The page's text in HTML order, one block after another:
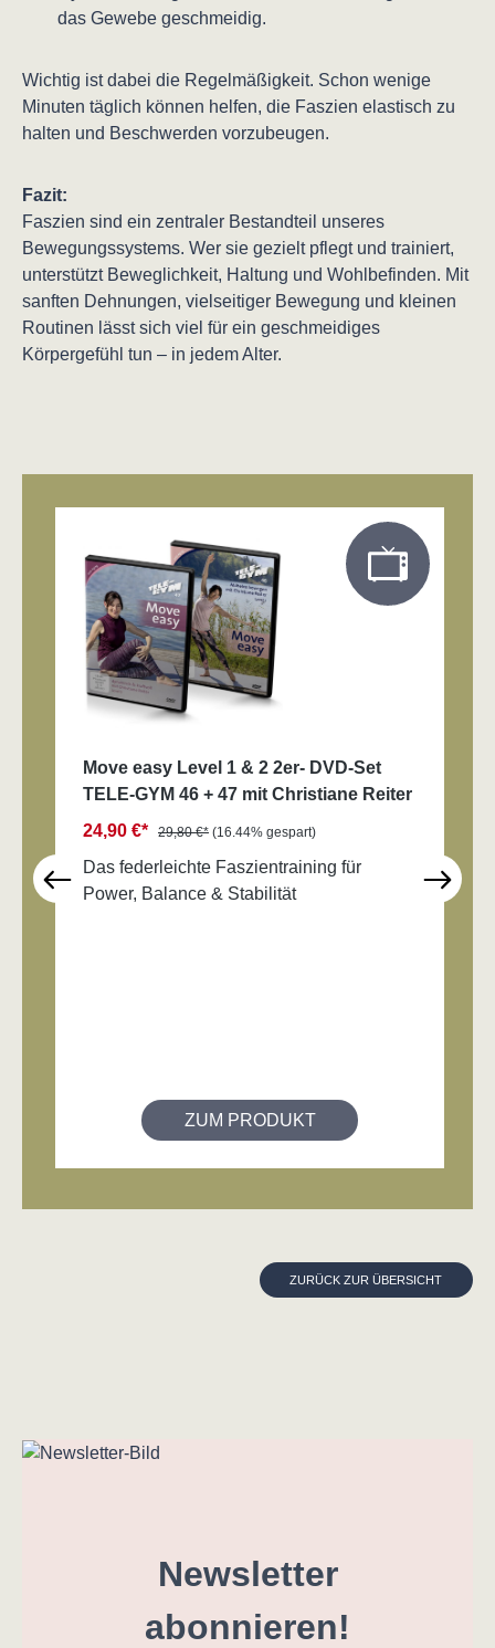
das Gewebe geschmeidig.
Wichtig ist dabei die Regelmäßigkeit. Schon wenige
Minuten täglich können helfen, die Faszien elastisch zu
halten und Beschwerden vorzubeugen.
Fazit:
Faszien sind ein zentraler Bestandteil unseres
Bewegungssystems. Wer sie gezielt pflegt und trainiert,
unterstützt Beweglichkeit, Haltung und Wohlbefinden. Mit
sanften Dehnungen, vielseitiger Bewegung und kleinen
Routinen lässt sich viel für ein geschmeidiges
Körpergefühl tun – in jedem Alter.
Move easy Level 1 & 2 2er- DVD-Set
TELE-GYM 46 + 47 mit Christiane Reiter
24,90 €*
29,80 €* (16.44% gespart)
Das federleichte Faszientraining für
Power, Balance & Stabilität
ZUM PRODUKT
ZURÜCK ZUR ÜBERSICHT
Newsletter
abonnieren!